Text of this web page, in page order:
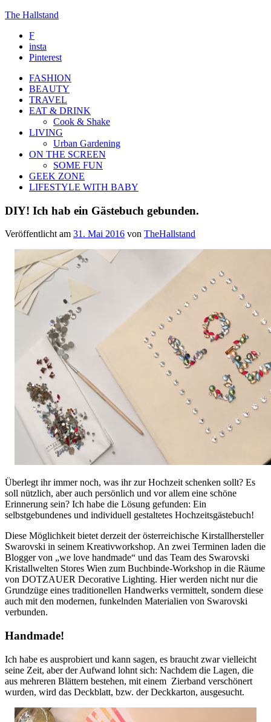
The Hallstand
F
insta
Pinterest
FASHION
BEAUTY
TRAVEL
EAT & DRINK
Cook & Shake
LIVING
Urban Gardening
ON THE SCREEN
SOME FUN
GEEK ZONE
LIFESTYLE WITH BABY
DIY! Ich hab ein Gästebuch gebunden.
Veröffentlicht am 31. Mai 2016 von TheHallstand
Überlegt ihr immer noch, was ihr zur Hochzeit schenken sollt? Es
soll nützlich, aber auch persönlich und vor allem eine schöne
Erinnerung sein? Ich habe die Lösung gefunden: Ein
selbstgebundenes und individuell gestaltetes Hochzeitsgästebuch!
Diese Möglichkeit bietet derzeit der österreichische Kirstallhersteller
Swarovski in seinem Kreativworkshop. An zwei Terminen laden die
Blogger von „we love handmade“ und das Team des Swarovski
Kristallwelten Stores Wien zum Buchbinde-Workshop in die Räume
von DOTZAUER Decorative Lighting. Hier werden nicht nur die
Grundzüge eines traditionellen Handwerks vermittelt, sondern diese
auch mit den modernen, funkelnden Materialien von Swarovski
verbunden.
Handmade!
Ich habe es ausprobiert und kann sagen, es braucht zwar vielleicht
seine Zeit, aber der Aufwand lohnt sich: Nachdem die Lagen, die
aus mehreren Blättern bestehen, mit einem Zierband verschönert
wurden, wird das Deckblatt, bzw. der Deckkarton, ausgesucht.